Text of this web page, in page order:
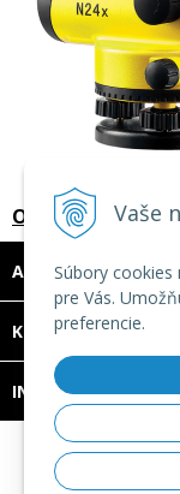
Vaše
Súbory cookies
pre Vás.
preferencie.
Optický
ADRESA
KONTAKT
INFO
© 2026
Predajňa
objednávky